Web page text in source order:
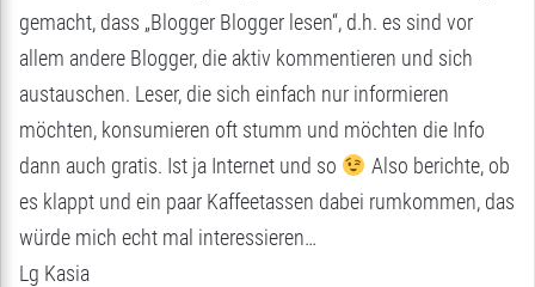
:
gemacht, dass „Blogger Blogger lesen“, d.h. es sind vor
allem andere Blogger, die aktiv kommentieren und sich
austauschen. Leser, die sich einfach nur informieren
möchten, konsumieren oft stumm und möchten die Info
dann auch gratis. Ist ja Internet und so
Also berichte, ob
es klappt und ein paar Kaffeetassen dabei rumkommen, das
würde mich echt mal interessieren…
Lg Kasia